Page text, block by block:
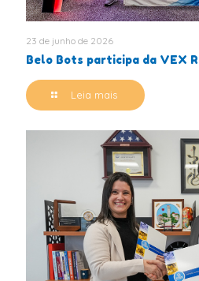
23 de junho de 2026
Belo Bots participa da VEX
Leia mais